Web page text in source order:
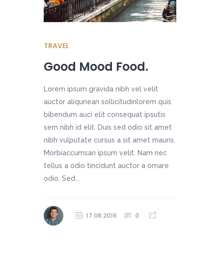
TRAVEL
Good Mood Food.
Lorem ipsum gravida nibh vel velit
auctor aliqunean sollicitudinlorem quis
bibendum auci elit consequat ipsutis
sem nibh id elit. Duis sed odio sit amet
nibh vulputate cursus a sit amet mauris.
Morbiaccumsan ipsum velit. Nam nec
tellus a odio tincidunt auctor a ornare
odio. Sed...
17.08.2016 0